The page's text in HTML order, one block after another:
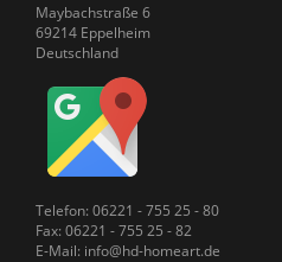
Maybachstraße 6
69214 Eppelheim
Deutschland
Telefon: 06221 - 755 25 - 80
Fax: 06221 - 755 25 - 82
E-Mail: info@hd-homeart.de